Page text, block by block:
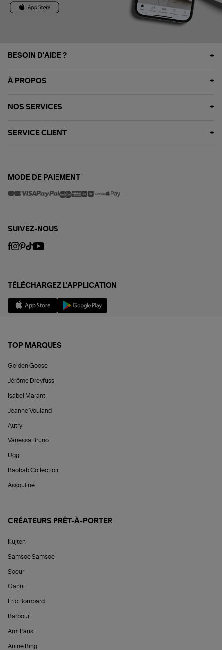
BESOIN D'AIDE ?
À PROPOS
NOS SERVICES
SERVICE CLIENT
MODE DE PAIEMENT
SUIVEZ-NOUS
TÉLÉCHARGEZ L'APPLICATION
TOP MARQUES
Golden Goose
Jérôme Dreyfuss
Isabel Marant
Jeanne Vouland
Autry
Vanessa Bruno
Ugg
Baobab Collection
Assouline
CRÉATEURS PRÊT-À-PORTER
Kujten
Samsoe Samsoe
Soeur
Ganni
Éric Bompard
Barbour
Ami Paris
Anine Bing